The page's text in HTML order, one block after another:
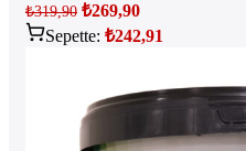
₺319,90 ₺269,90
Sepette: ₺242,91